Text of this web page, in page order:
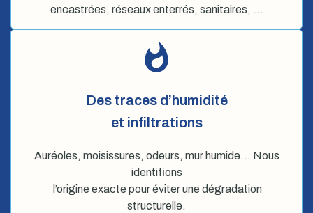
encastrées, réseaux enterrés, sanitaires, …
Des traces d’humidité
et infiltrations
Auréoles, moisissures, odeurs, mur humide… Nous
identifions
l’origine exacte pour éviter une dégradation
structurelle.